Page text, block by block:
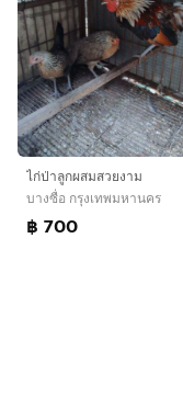
ไก่ป่าลูกผสมสวยงาม
บางซื่อ กรุงเทพมหานคร
฿ 700